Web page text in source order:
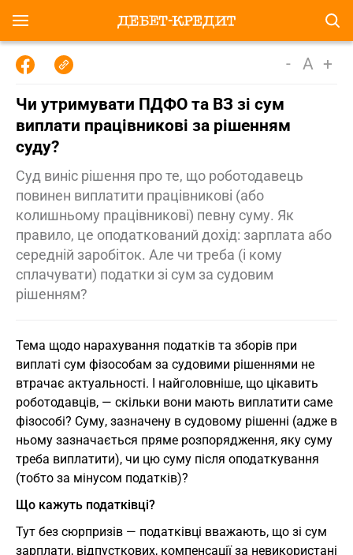
- A +
Чи утримувати ПДФО та ВЗ зі сум
виплати працівникові за рішенням
суду?
Суд виніс рішення про те, що роботодавець
повинен виплатити працівникові (або
колишньому працівникові) певну суму. Як
правило, це оподаткований дохід: зарплата або
середній заробіток. Але чи треба (і кому
сплачувати) податки зі сум за судовим
рішенням?
Тема щодо нарахування податків та зборів при
виплаті сум фізособам за судовими рішеннями не
втрачає актуальності. І найголовніше, що цікавить
роботодавців, — скільки вони мають виплатити саме
фізособі? Суму, зазначену в судовому рішенні (адже в
ньому зазначається пряме розпорядження, яку суму
треба виплатити), чи цю суму після оподаткування
(тобто за мінусом податків)?
Що кажуть податківці?
Тут без сюрпризів — податківці вважають, що зі сум
зарплати, відпусткових, компенсації за невикористані